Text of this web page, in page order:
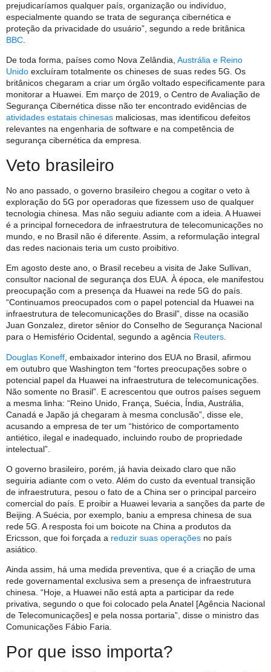
prejudicaríamos qualquer país, organização ou indivíduo,
especialmente quando se trata de segurança cibernética e
proteção da privacidade do usuário”, segundo a rede britânica
BBC
De toda forma, países como Nova Zelândia, Austrália e Reino
Unido excluíram totalmente os chineses de suas redes 5G. Os
britânicos chegaram a criar um órgão voltado especificamente para
monitorar a Huawei. Em março de 2019, o Centro de Avaliação de
Segurança Cibernética disse não ter encontrado evidências de
atividades estatais chinesas maliciosas, mas identificou defeitos
relevantes na engenharia de software e na competência de
segurança cibernética da empresa.
Veto brasileiro
No ano passado, o governo brasileiro chegou a cogitar o veto à
exploração do 5G por operadoras que fizessem uso de qualquer
tecnologia chinesa. Mas não seguiu adiante com a ideia. A Huawei
é a principal fornecedora de infraestrutura de telecomunicações no
mundo, e no Brasil não é diferente. Assim, a reformulação integral
das redes nacionais teria um custo proibitivo.
Em agosto deste ano, o Brasil recebeu a visita de Jake Sullivan,
consultor nacional de segurança dos EUA. À época, ele manifestou
preocupação com a presença da Huawei na rede 5G do país.
“Continuamos preocupados com o papel potencial da Huawei na
infraestrutura de telecomunicações do Brasil”, disse na ocasião
Juan Gonzalez, diretor sênior do Conselho de Segurança Nacional
para o Hemisfério Ocidental, segundo a agência Reuters.
Douglas Koneff , embaixador interino dos EUA no Brasil, afirmou
em outubro que Washington tem “fortes preocupações sobre o
potencial papel da Huawei na infraestrutura de telecomunicações.
Não somente no Brasil”. E acrescentou que outros países seguem
a mesma linha: “Reino Unido, França, Suécia, Índia, Austrália,
Canadá e Japão já chegaram à mesma conclusão”, disse ele,
acusando a empresa de ter um “histórico de comportamento
antiético, ilegal e inadequado, incluindo roubo de propriedade
intelectual”.
O governo brasileiro, porém, já havia deixado claro que não
seguiria adiante com o veto. Além do custo da eventual transição
de infraestrutura, pesou o fato de a China ser o principal parceiro
comercial do país. E proibir a Huawei levaria a sanções da parte de
Beijing. A Suécia, por exemplo, baniu a empresa chinesa de sua
rede 5G. A resposta foi um boicote na China a produtos da
Ericsson, que foi forçada a reduzir suas operações no país
asiático.
Ainda assim, há uma medida preventiva, que é a criação de uma
rede governamental exclusiva sem a presença de infraestrutura
chinesa. “Hoje, a Huawei não está apta a participar da rede
privativa, segundo o que foi colocado pela Anatel [Agência Nacional
de Telecomunicações] e pela nossa portaria”, disse o ministro das
Comunicações Fábio Faria.
Por que isso importa?